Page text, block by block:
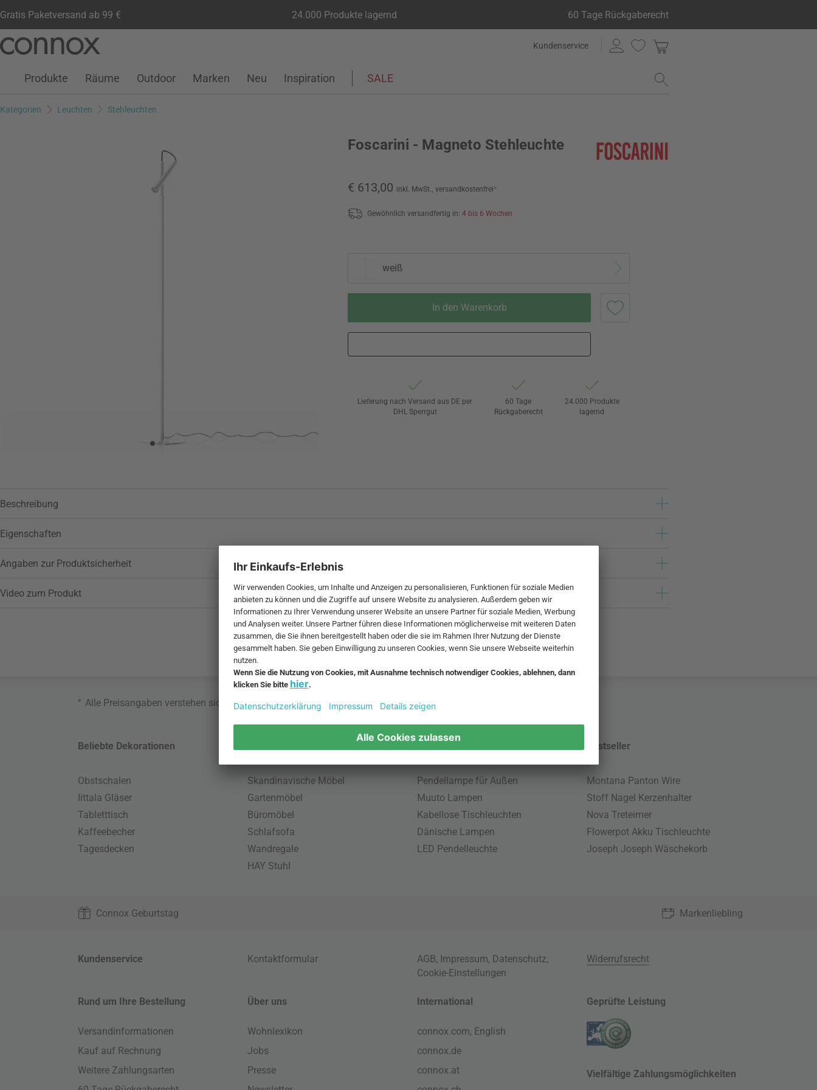
Gratis Paketversand ab 99 € 24.000 Produkte lagernd 60 Tage Rückgaberecht
Seiteninhalt
Suchfeld
Kundenservice
Kundenkonto
Wunschliste
Warenkorb
Produkte Räume Outdoor Marken Neu Inspiration SALE
Kategorien Leuchten Stehleuchten
Foscarini - Magneto Stehleuchte
€ 613,00 inkl. MwSt., versandkostenfrei*
Gewöhnlich versandfertig in: 4 bis 6 Wochen
weiß
In den Warenkorb
Lieferung nach Versand aus DE per
DHL Sperrgut
60 Tage
Rückgaberecht
24.000 Produkte
lagernd
Beschreibung
Eigenschaften
Angaben zur Produktsicherheit
Video zum Produkt
* Alle Preisangaben verstehen sich inklusive MwSt. und zzgl.Versandkosten.
Beliebte Dekorationen
Obstschalen
Iittala Gläser
Tabletttisch
Kaffeebecher
Tagesdecken
Skandinavische Möbel
Gartenmöbel
Büromöbel
Schlafsofa
Wandregale
HAY Stuhl
Pendellampe für Außen
Muuto Lampen
Kabellose Tischleuchten
Dänische Lampen
LED Pendelleuchte
Bestseller
Montana Panton Wire
Stoff Nagel Kerzenhalter
Nova Treteimer
Flowerpot Akku Tischleuchte
Joseph Joseph Wäschekorb
Connox Geburtstag Markenliebling
Kundenservice Kontaktformular AGB, Impressum, Datenschutz,
Cookie-Einstellungen
Widerrufsrecht
Rund um Ihre Bestellung
Versandinformationen
Kauf auf Rechnung
Weitere Zahlungsarten
Über uns
Wohnlexikon
Jobs
Presse
International
connox.com, English
connox.de
connox.at
Geprüfte Leistung
Vielfältige Zahlungsmöglichkeiten